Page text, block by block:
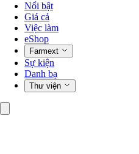
Nổi bật
Giá cả
Việc làm
eShop
Farmext
Sự kiện
Danh bạ
Thư viện